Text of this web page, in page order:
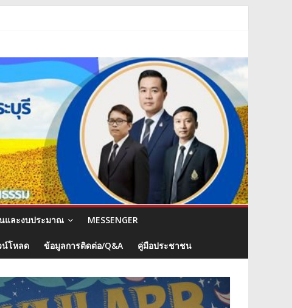
และงบประมาณ MESSENGER
น์โหลด ข้อมูลการติดต่อ/Q&A คู่มือประชาชน